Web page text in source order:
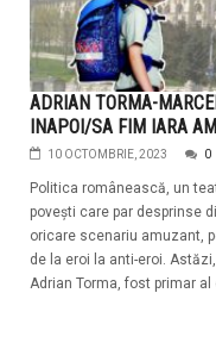
ADRIAN TORMA-
INAPOI/SA FIM IARA
10 OCTOMBRIE, 2023 0
Politica românească, un
povești care par desprinse
oricare scenariu amuzant,
de la eroi la anti-eroi.
Adrian Torma, fost primar al